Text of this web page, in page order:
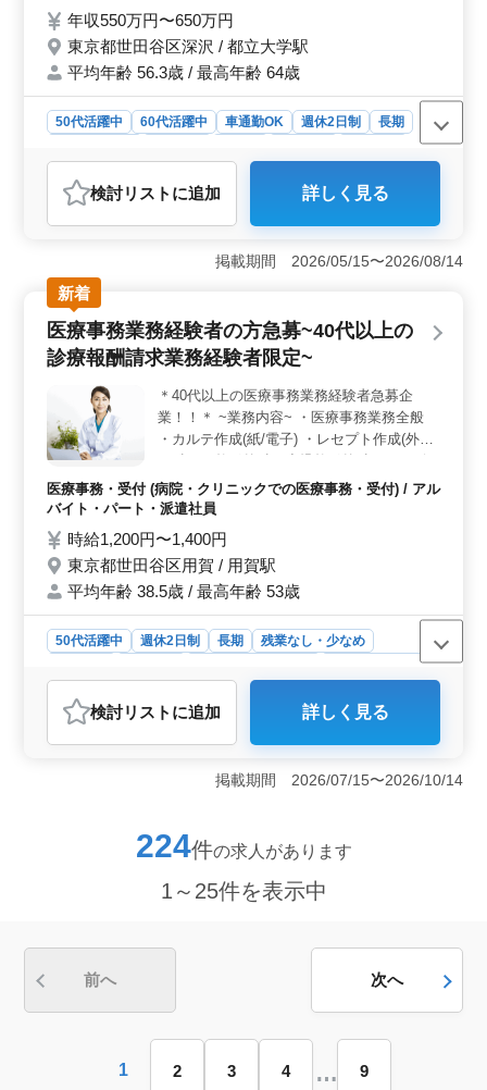
ニア層人材急募（50〜60代の技術士活躍
中） ＊備考＊ 交通費支給 単身赴任宿舎完備
社用車支給
年収550万円〜650万円
東京都世田谷区深沢 / 都立大学駅
平均年齢 56.3歳 / 最高年齢 64歳
50代活躍中 60代活躍中 車通勤OK 週休2日制
長期
おすすめポイント
＜関東での発注者支援業務募集！＞ この求人は、東京
都世田谷区深沢での新規入札案件の発注者支援業務を募
集しています。河川、海岸、トンネル工事等の現場監督
業務経験があるベテランの方々を求めています。都立大
学駅からのアクセスが便利で、車通勤も可能です。
＜魅力的な勤務条件＞ 勤務場所は深沢で、都立大学駅
からも徒歩圏内です。また、単身用の宿舎が完備されて
す。週休2日制で、しっかりとした休日も確保されていま
す。 ＜高水準の給与と福利厚生＞ 年収は550万円か
ら650万円と、魅力的な給与水準が設定されています。交
通費支給や福利厚生も充実しており、安心して働くこと
ができます。また、年間休日や有給休暇もしっかり取得
できる環境が整っています。
検討リスト に追加 詳しく見る
掲載期間 2026/05/15〜2026/08/14
新着
医療事務業務経験者の方急募~40代以上の
診療報酬請求業務経験者限定~
＊40代以上の医療事務業務経験者急募企
業！！＊ ~業務内容~ ・医療事務業務全般
・カルテ作成(紙/電子) ・レセプト作成(外来)
テーション科、スポーツ整形外科、形成外科
・その他：自費診療 備考 ・交通費支給 ・シ
♢40代以上の医療事務業務希望の方急募 医
療事務経験5年以上の方お気軽にお問い合わ
せください。 ご応募お待ちしております♪♪
医療事務・受付 (病院・クリニックでの医療事務・受付) / アル
バイト・パート・派遣社員
時給1,200円〜1,400円
東京都世田谷区用賀 / 用賀駅
平均年齢 38.5歳 / 最高年齢 53歳
50代活躍中 週休2日制 長期
残業なし・少なめ
医療事務・受付
おすすめポイント
＜医療事務経験者限定＞ 40代以上の診療報酬請求経験
者急募！整形外科クリニックで医療事務業務全般に携わ
ります。カルテ・レセプト作成や自費診療の経験者は特
に歓迎しています。 ＜充実の業務内容＞ 整形外
形外科、形成外科など多岐にわたる科目に関わりなが
ら、診療報酬請求業務を担当。シフト制で日曜日も出勤
当＞ 時給1,200円〜1,300円で、実費支給の交通費。雇
イフバランスを重視した職場です。
検討リスト に追加 詳しく見る
掲載期間 2026/07/15〜2026/10/14
224件の求人があります
1～25件を表示中
前へ 次へ
1 2 3 4 … 9